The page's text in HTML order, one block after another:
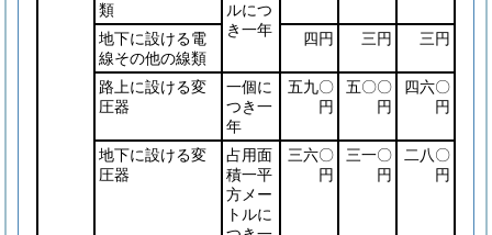
類
ルにつ
き一年
地下に設ける電
線その他の線類
四円 三円 三円
路上に設ける変
圧器
一個に
つき一
年
五九〇
円
五〇〇
円
四六〇
円
地下に設ける変
圧器
占用面
積一平
方メー
トルに
三六〇
円
三一〇
円
二八〇
円